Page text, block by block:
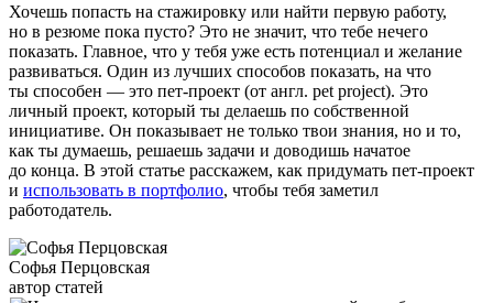
Хочешь попасть на стажировку или найти первую работу,
но в резюме пока пусто? Это не значит, что тебе нечего
показать. Главное, что у тебя уже есть потенциал и желание
развиваться. Один из лучших способов показать, на что
ты способен — это пет-проект (от англ. pet project). Это
личный проект, который ты делаешь по собственной
инициативе. Он показывает не только твои знания, но и то,
как ты думаешь, решаешь задачи и доводишь начатое
до конца. В этой статье расскажем, как придумать пет-проект
и использовать в портфолио, чтобы тебя заметил
работодатель.
Софья Перцовская
автор статей